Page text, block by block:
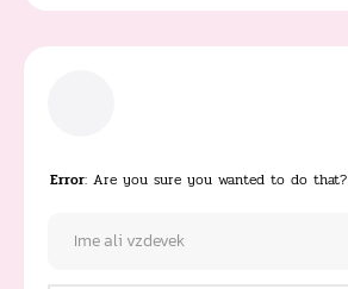
Error: Are you sure you wanted to do that?